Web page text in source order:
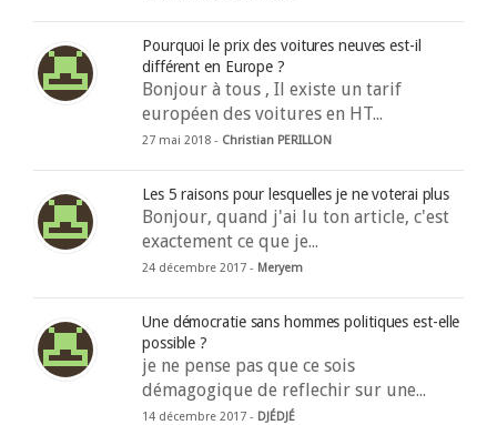
Pourquoi le prix des voitures neuves est-il
différent en Europe ?
Bonjour à tous , Il existe un tarif
européen des voitures en HT...
27 mai 2018 - Christian PERILLON
Les 5 raisons pour lesquelles je ne voterai plus
Bonjour, quand j'ai lu ton article, c'est
exactement ce que je...
24 décembre 2017 - Meryem
Une démocratie sans hommes politiques est-elle
possible ?
je ne pense pas que ce sois
démagogique de reflechir sur une...
14 décembre 2017 - DJÉDJÉ